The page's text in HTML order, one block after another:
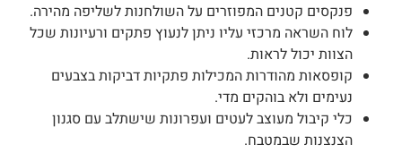
פנקסים קטנים המפוזרים על השולחנות לשליפה מהירה.
לוח השראה מרכזי עליו ניתן לנעוץ פתקים ורעיונות שכל
הצוות יכול לראות.
קופסאות מהודרות המכילות פתקיות דביקות בצבעים
נעימים ולא בוהקים מדי.
כלי קיבול מעוצב לעטים ועפרונות שישתלב עם סגנון
הצנצנות שבמטבח.